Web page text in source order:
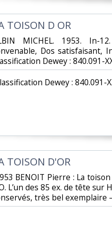
TOISON D OR‎
MICHEL. 1953. In-
Dos satisfaisant,
Dewey : 840.091-
Dewey : 840.091-
TOISON D'OR‎
BENOIT Pierre : La
L’un des 85 ex. de tête
très bel exemplaire